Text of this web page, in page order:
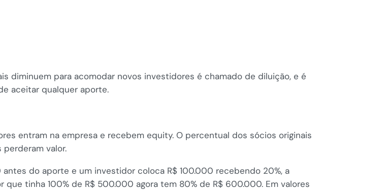
diminuem para acomodar novos investidores é chamado de diluição, e é
aceitar qualquer aporte.
entram na empresa e recebem equity. O percentual dos sócios originais
valor.
do aporte e um investidor coloca R$ 100.000 recebendo 20%, a
tinha 100% de R$ 500.000 agora tem 80% de R$ 600.000. Em valores